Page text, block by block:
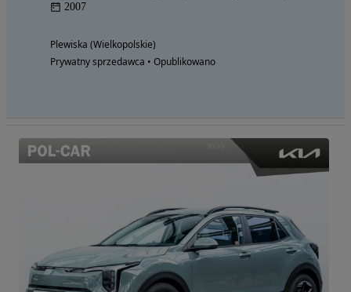
2007
Plewiska (Wielkopolskie)
Prywatny sprzedawca • Opublikowano